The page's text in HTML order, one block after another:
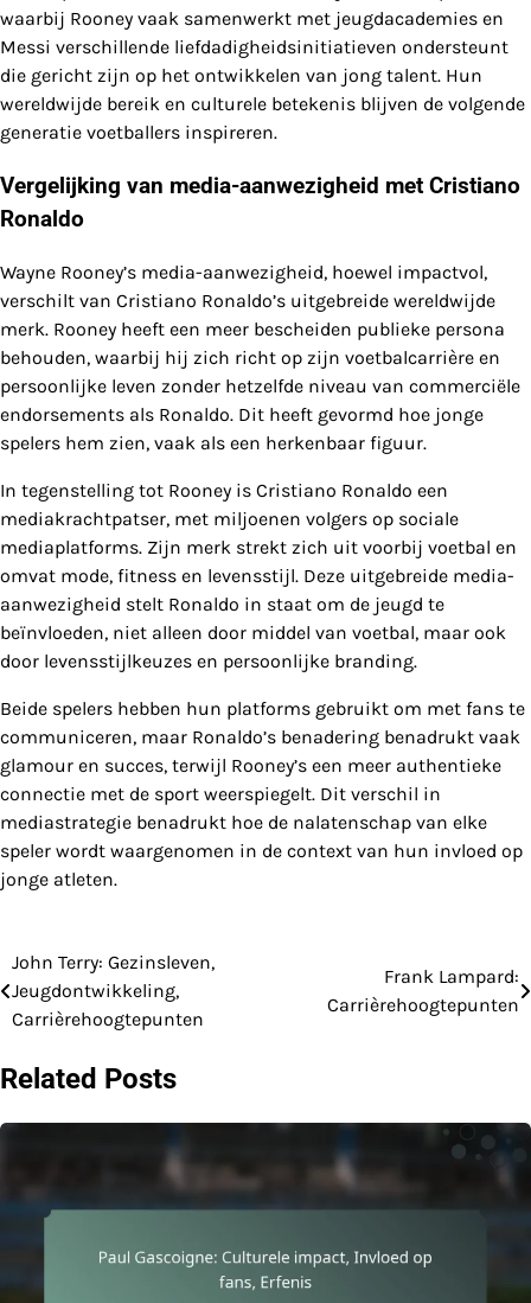
waarbij Rooney vaak samenwerkt met jeugdacademies en
Messi verschillende liefdadigheidsinitiatieven ondersteunt
die gericht zijn op het ontwikkelen van jong talent. Hun
wereldwijde bereik en culturele betekenis blijven de volgende
generatie voetballers inspireren.
Vergelijking van media-aanwezigheid met Cristiano
Ronaldo
Wayne Rooney’s media-aanwezigheid, hoewel impactvol,
verschilt van Cristiano Ronaldo’s uitgebreide wereldwijde
merk. Rooney heeft een meer bescheiden publieke persona
behouden, waarbij hij zich richt op zijn voetbalcarrière en
persoonlijke leven zonder hetzelfde niveau van commerciële
endorsements als Ronaldo. Dit heeft gevormd hoe jonge
spelers hem zien, vaak als een herkenbaar figuur.
In tegenstelling tot Rooney is Cristiano Ronaldo een
mediakrachtpatser, met miljoenen volgers op sociale
mediaplatforms. Zijn merk strekt zich uit voorbij voetbal en
omvat mode, fitness en levensstijl. Deze uitgebreide media-
aanwezigheid stelt Ronaldo in staat om de jeugd te
beïnvloeden, niet alleen door middel van voetbal, maar ook
door levensstijlkeuzes en persoonlijke branding.
Beide spelers hebben hun platforms gebruikt om met fans te
communiceren, maar Ronaldo’s benadering benadrukt vaak
glamour en succes, terwijl Rooney’s een meer authentieke
connectie met de sport weerspiegelt. Dit verschil in
mediastrategie benadrukt hoe de nalatenschap van elke
speler wordt waargenomen in de context van hun invloed op
jonge atleten.
Post
navigation
John Terry: Gezinsleven,
Jeugdontwikkeling,
Carrièrehoogtepunten
Frank Lampard:
Carrièrehoogtepunten
Related Posts